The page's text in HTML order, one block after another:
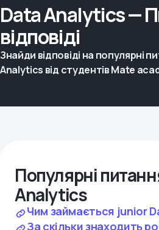
Data Analytics —
відповіді
Знайди відповіді на популярні
Analytics від студентів Mate
Популярні
Analytics
Чим займається junior
За скільки знаходить